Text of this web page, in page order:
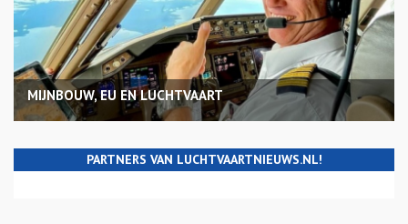
MIJNBOUW, EU EN LUCHTVAART
PARTNERS VAN LUCHTVAARTNIEUWS.NL!